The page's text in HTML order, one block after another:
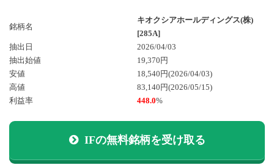
銘柄名
キオクシアホールディングス(株)
[285A]
抽出日
2026/04/03
抽出始値
19,370円
安値
18,540円(2026/04/03)
高値
83,140円(2026/05/15)
利益率
448.0%
IFの無料銘柄を受け取る